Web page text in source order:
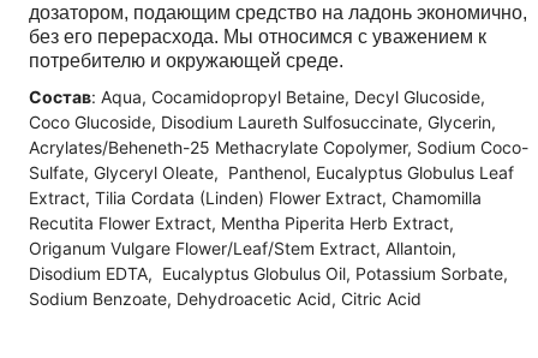
дозатором, подающим средство на ладонь экономично,
без его перерасхода. Мы относимся с уважением к
потребителю и окружающей среде.
Состав: Aqua, Cocamidopropyl Betaine, Decyl Glucoside,
Coco Glucoside, Disodium Laureth Sulfosuccinate, Glycerin,
Acrylates/Beheneth-25 Methacrylate Copolymer, Sodium Coco-
Sulfate, Glyceryl Oleate, Panthenol, Eucalyptus Globulus Leaf
Extract, Tilia Cordata (Linden) Flower Extract, Chamomilla
Recutita Flower Extract, Mentha Piperita Herb Extract,
Origanum Vulgare Flower/Leaf/Stem Extract, Allantoin,
Disodium EDTA, Eucalyptus Globulus Oil, Potassium Sorbate,
Sodium Benzoate, Dehydroacetic Acid, Citric Acid